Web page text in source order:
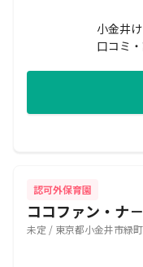
小金井
口コミ
認可外保育園
ココファン・ナ
未定 / 東京都小金井市緑